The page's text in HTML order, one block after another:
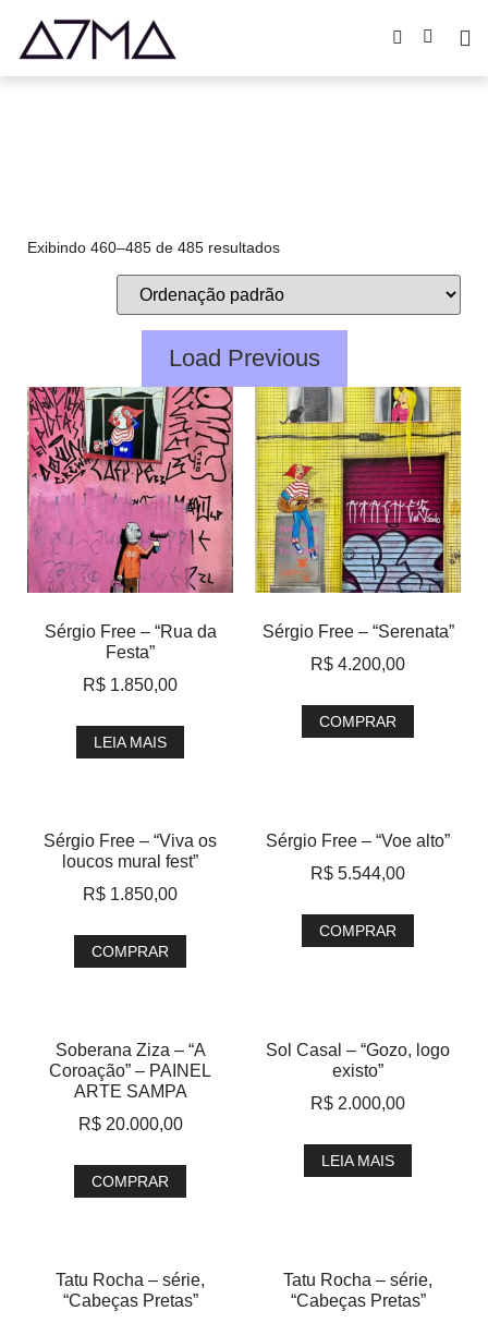
Exibindo 460–485 de 485 resultados
Load Previous
Sérgio Free – “Rua da
Festa”
R$ 1.850,00
LEIA MAIS
Sérgio Free – “Serenata”
R$ 4.200,00
COMPRAR
Sérgio Free – “Viva os
loucos mural fest”
R$ 1.850,00
COMPRAR
Sérgio Free – “Voe alto”
R$ 5.544,00
COMPRAR
Soberana Ziza – “A
Coroação” – PAINEL
ARTE SAMPA
R$20.000,00
COMPRAR
Sol Casal – “Gozo, logo
existo”
R$ 2.000,00
LEIA MAIS
Tatu Rocha – série,
“Cabeças Pretas”
Tatu Rocha – série,
“Cabeças Pretas”